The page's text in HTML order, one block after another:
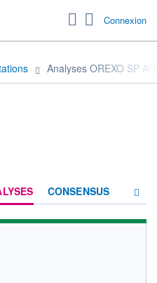
Connexion
Analyses OREXO SP
CONSENSUS